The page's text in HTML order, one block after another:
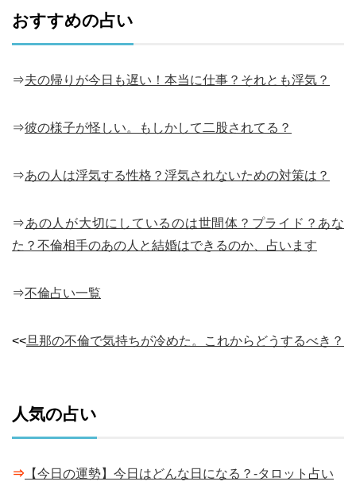
おすすめの占い
⇒夫の帰りが今日も遅い！本当に仕事？それとも浮気？
⇒彼の様子が怪しい。もしかして二股されてる？
⇒あの人は浮気する性格？浮気されないための対策は？
⇒あの人が大切にしているのは世間体？プライド？あな
た？不倫相手のあの人と結婚はできるのか、占います
⇒不倫占い一覧
<<旦那の不倫で気持ちが冷めた。これからどうするべき？
人気の占い
⇒ 【今日の運勢】今日はどんな日になる？-タロット占い